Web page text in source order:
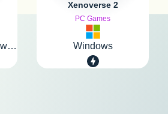
PC, Ps4, Xbox One, Switch
Xenoverse 2
PC Games
Windows